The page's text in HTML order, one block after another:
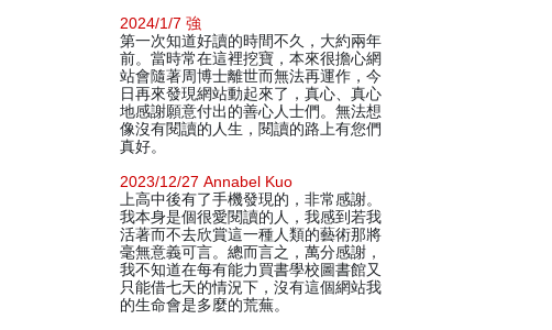
2024/1/7 強
第一次知道好讀的時間不久，大約兩年
前。當時常在這裡挖寶，本來很擔心網
站會隨著周博士離世而無法再運作，今
日再來發現網站動起來了，真心、真心
地感謝願意付出的善心人士們。無法想
像沒有閱讀的人生，閱讀的路上有您們
真好。
2023/12/27 Annabel Kuo
上高中後有了手機發現的，非常感謝。
我本身是個很愛閱讀的人，我感到若我
活著而不去欣賞這一種人類的藝術那將
毫無意義可言。總而言之，萬分感謝，
我不知道在每有能力買書學校圖書館又
只能借七天的情況下，沒有這個網站我
的生命會是多麼的荒蕪。